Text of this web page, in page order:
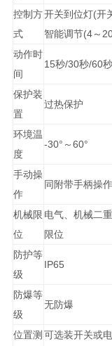
控制方
式
开关到位灯(开
智能调节(4～
动作时
间
15秒/30秒/60秒
保护装
置
过热保护
环境温
度
-30°～60°
手动操
作
同附带手柄操作
机械限
位
电气、机械二重
限位
防护等
级
IP65
防爆等
级
无防爆
位置测可选装开关或电